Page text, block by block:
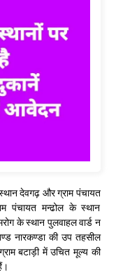
देवगढ़ और ग्राम पंचायत
पंचायत मन्ढोल के स्थान
के स्थान पुलवाहल वार्ड न
नारकण्डा की उप तहसील
बटाड़ी में उचित मूल्य की